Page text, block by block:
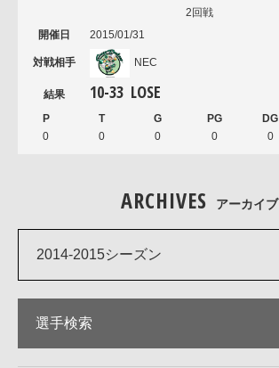
2回戦
2015/01/31
NEC
10-33 LOSE
0 0 0 0 0
ARCHIVES アーカイブ
2014-2015シーズン
選手検索